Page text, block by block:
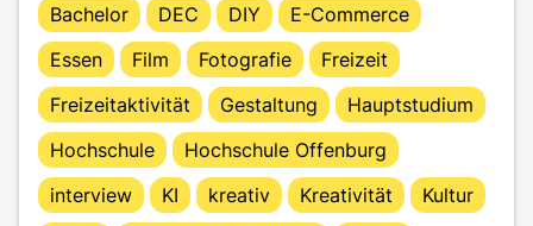
Bachelor
DEC DIY
E-Commerce
Essen
Film Fotografie
Freizeit
Freizeitaktivität
Gestaltung
Hauptstudium
Hochschule
Hochschule Offenburg
interview
KI kreativ Kreativität
Kultur